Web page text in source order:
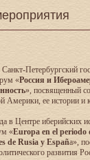
Петербургский
«Россия и
», посвященный
Америки, ее истории и
в Центре иберийских
«Europa en el periodo
de Rusia y España»,
развития